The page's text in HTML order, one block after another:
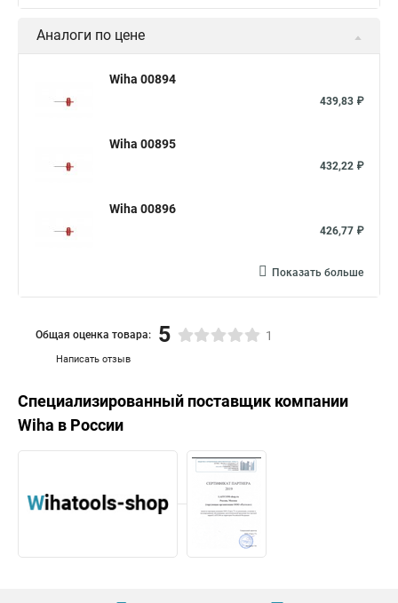
Аналоги по цене
Wiha 00894
439,83 ₽
Wiha 00895
432,22 ₽
Wiha 00896
426,77 ₽
Показать больше
Написать отзыв
Общая оценка товара: 5 1
Специализированный поставщик компании
Wiha в России